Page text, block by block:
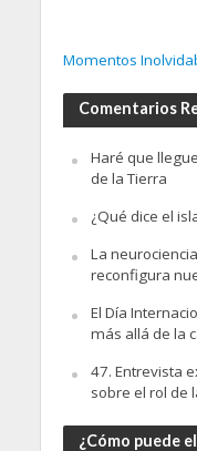
Momentos
Comentarios
Haré que
de la Tierra
¿Qué dice el
La
reconfigura
El Día
más allá de la
47. Entrevista
sobre el rol de
¿Cómo puede